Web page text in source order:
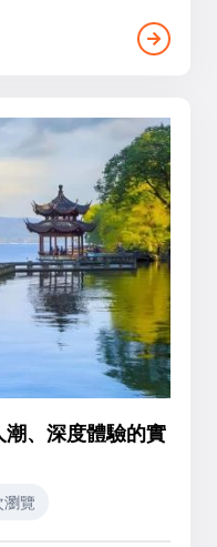
、深度體驗的實
瀏覽